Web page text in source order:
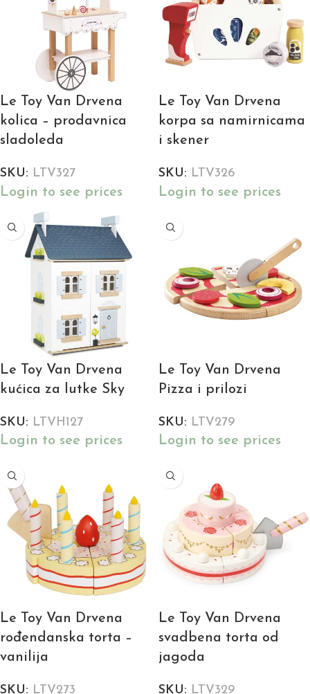
Le Toy Van Drvena
kolica – prodavnica
sladoleda
SKU: LTV327
Login to see prices
Le Toy Van Drvena
korpa sa namirnicama
i skener
SKU: LTV326
Login to see prices
Le Toy Van Drvena
kućica za lutke Sky
SKU: LTVH127
Login to see prices
Le Toy Van Drvena
Pizza i prilozi
SKU: LTV279
Login to see prices
Le Toy Van Drvena
rođendanska torta –
vanilija
SKU: LTV273
Le Toy Van Drvena
svadbena torta od
jagoda
SKU: LTV329